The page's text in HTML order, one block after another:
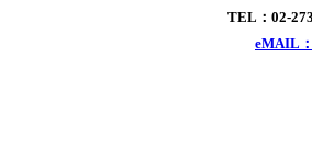
TEL：02-
eMAIL